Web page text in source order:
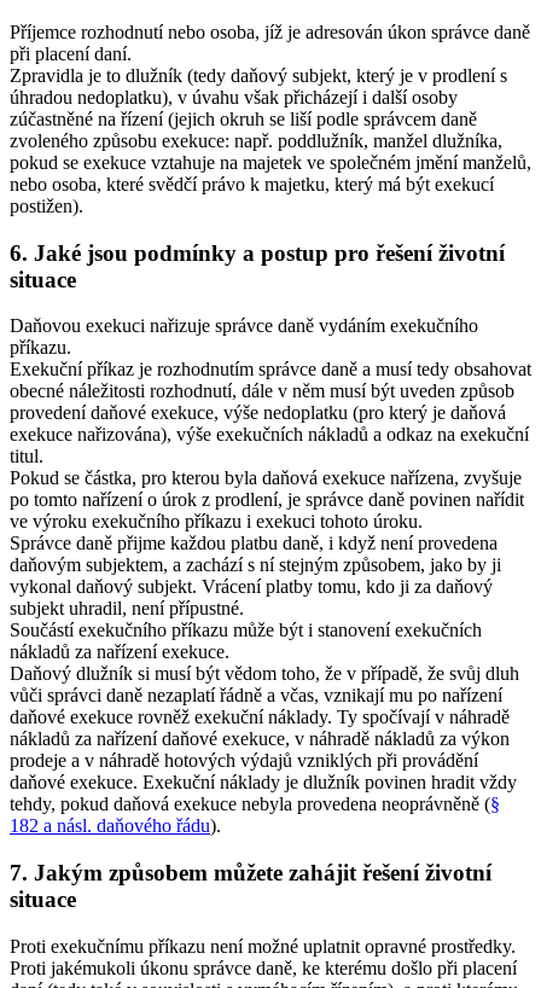
Příjemce rozhodnutí nebo osoba, jíž je adresován úkon správce daně
při placení daní.
Zpravidla je to dlužník (tedy daňový subjekt, který je v prodlení s
úhradou nedoplatku), v úvahu však přicházejí i další osoby
zúčastněné na řízení (jejich okruh se liší podle správcem daně
zvoleného způsobu exekuce: např. poddlužník, manžel dlužníka,
pokud se exekuce vztahuje na majetek ve společném jmění manželů,
nebo osoba, které svědčí právo k majetku, který má být exekucí
postižen).
6. Jaké jsou podmínky a postup pro řešení životní
situace
Daňovou exekuci nařizuje správce daně vydáním exekučního
příkazu.
Exekuční příkaz je rozhodnutím správce daně a musí tedy obsahovat
obecné náležitosti rozhodnutí, dále v něm musí být uveden způsob
provedení daňové exekuce, výše nedoplatku (pro který je daňová
exekuce nařizována), výše exekučních nákladů a odkaz na exekuční
titul.
Pokud se částka, pro kterou byla daňová exekuce nařízena, zvyšuje
po tomto nařízení o úrok z prodlení, je správce daně povinen nařídit
ve výroku exekučního příkazu i exekuci tohoto úroku.
Správce daně přijme každou platbu daně, i když není provedena
daňovým subjektem, a zachází s ní stejným způsobem, jako by ji
vykonal daňový subjekt. Vrácení platby tomu, kdo ji za daňový
subjekt uhradil, není přípustné.
Součástí exekučního příkazu může být i stanovení exekučních
nákladů za nařízení exekuce.
Daňový dlužník si musí být vědom toho, že v případě, že svůj dluh
vůči správci daně nezaplatí řádně a včas, vznikají mu po nařízení
daňové exekuce rovněž exekuční náklady. Ty spočívají v náhradě
nákladů za nařízení daňové exekuce, v náhradě nákladů za výkon
prodeje a v náhradě hotových výdajů vzniklých při provádění
daňové exekuce. Exekuční náklady je dlužník povinen hradit vždy
tehdy, pokud daňová exekuce nebyla provedena neoprávněně (§
182 a násl. daňového řádu).
7. Jakým způsobem můžete zahájit řešení životní
situace
Proti exekučnímu příkazu není možné uplatnit opravné prostředky.
Proti jakémukoli úkonu správce daně, ke kterému došlo při placení